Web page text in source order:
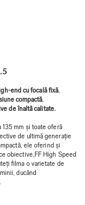
end cu focală fixă.
compactă.
de înaltă calitate.
mm și toate oferă
de ultimă generație
ele oferind și
obiective,FF High Speed
filma o varietate de
ducând